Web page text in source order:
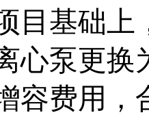
目基础上
心泵更换
容费用，